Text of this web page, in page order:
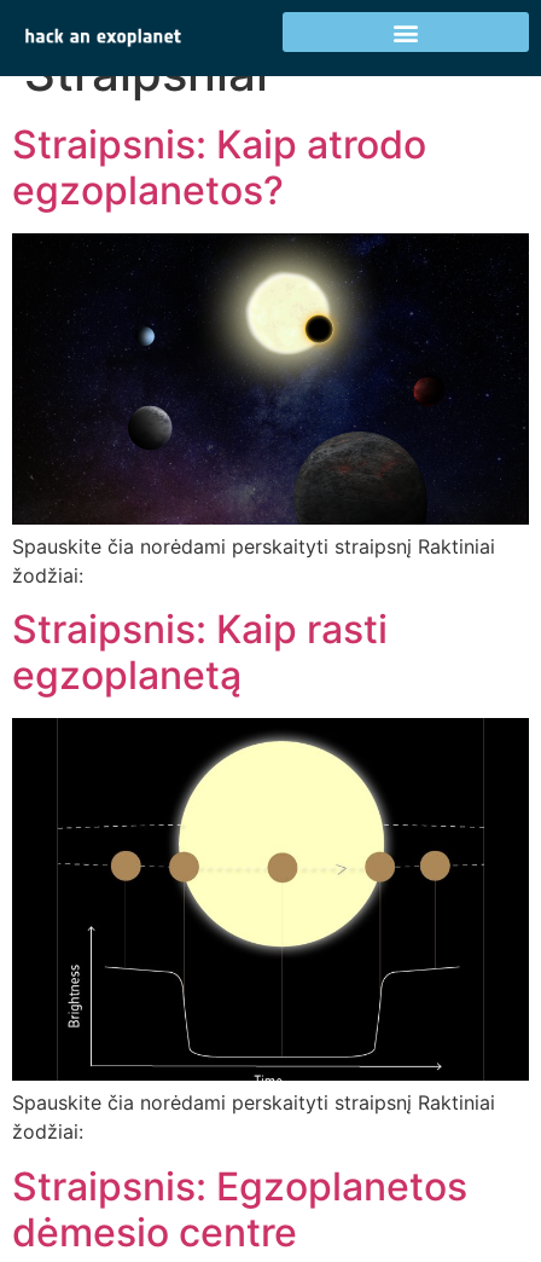
Kategorija:
Straipsniai
Straipsnis: Kaip atrodo
egzoplanetos?
Spauskite čia norėdami perskaityti straipsnį Raktiniai
žodžiai:
Straipsnis: Kaip rasti
egzoplanetą
Spauskite čia norėdami perskaityti straipsnį Raktiniai
žodžiai:
Straipsnis: Egzoplanetos
dėmesio centre